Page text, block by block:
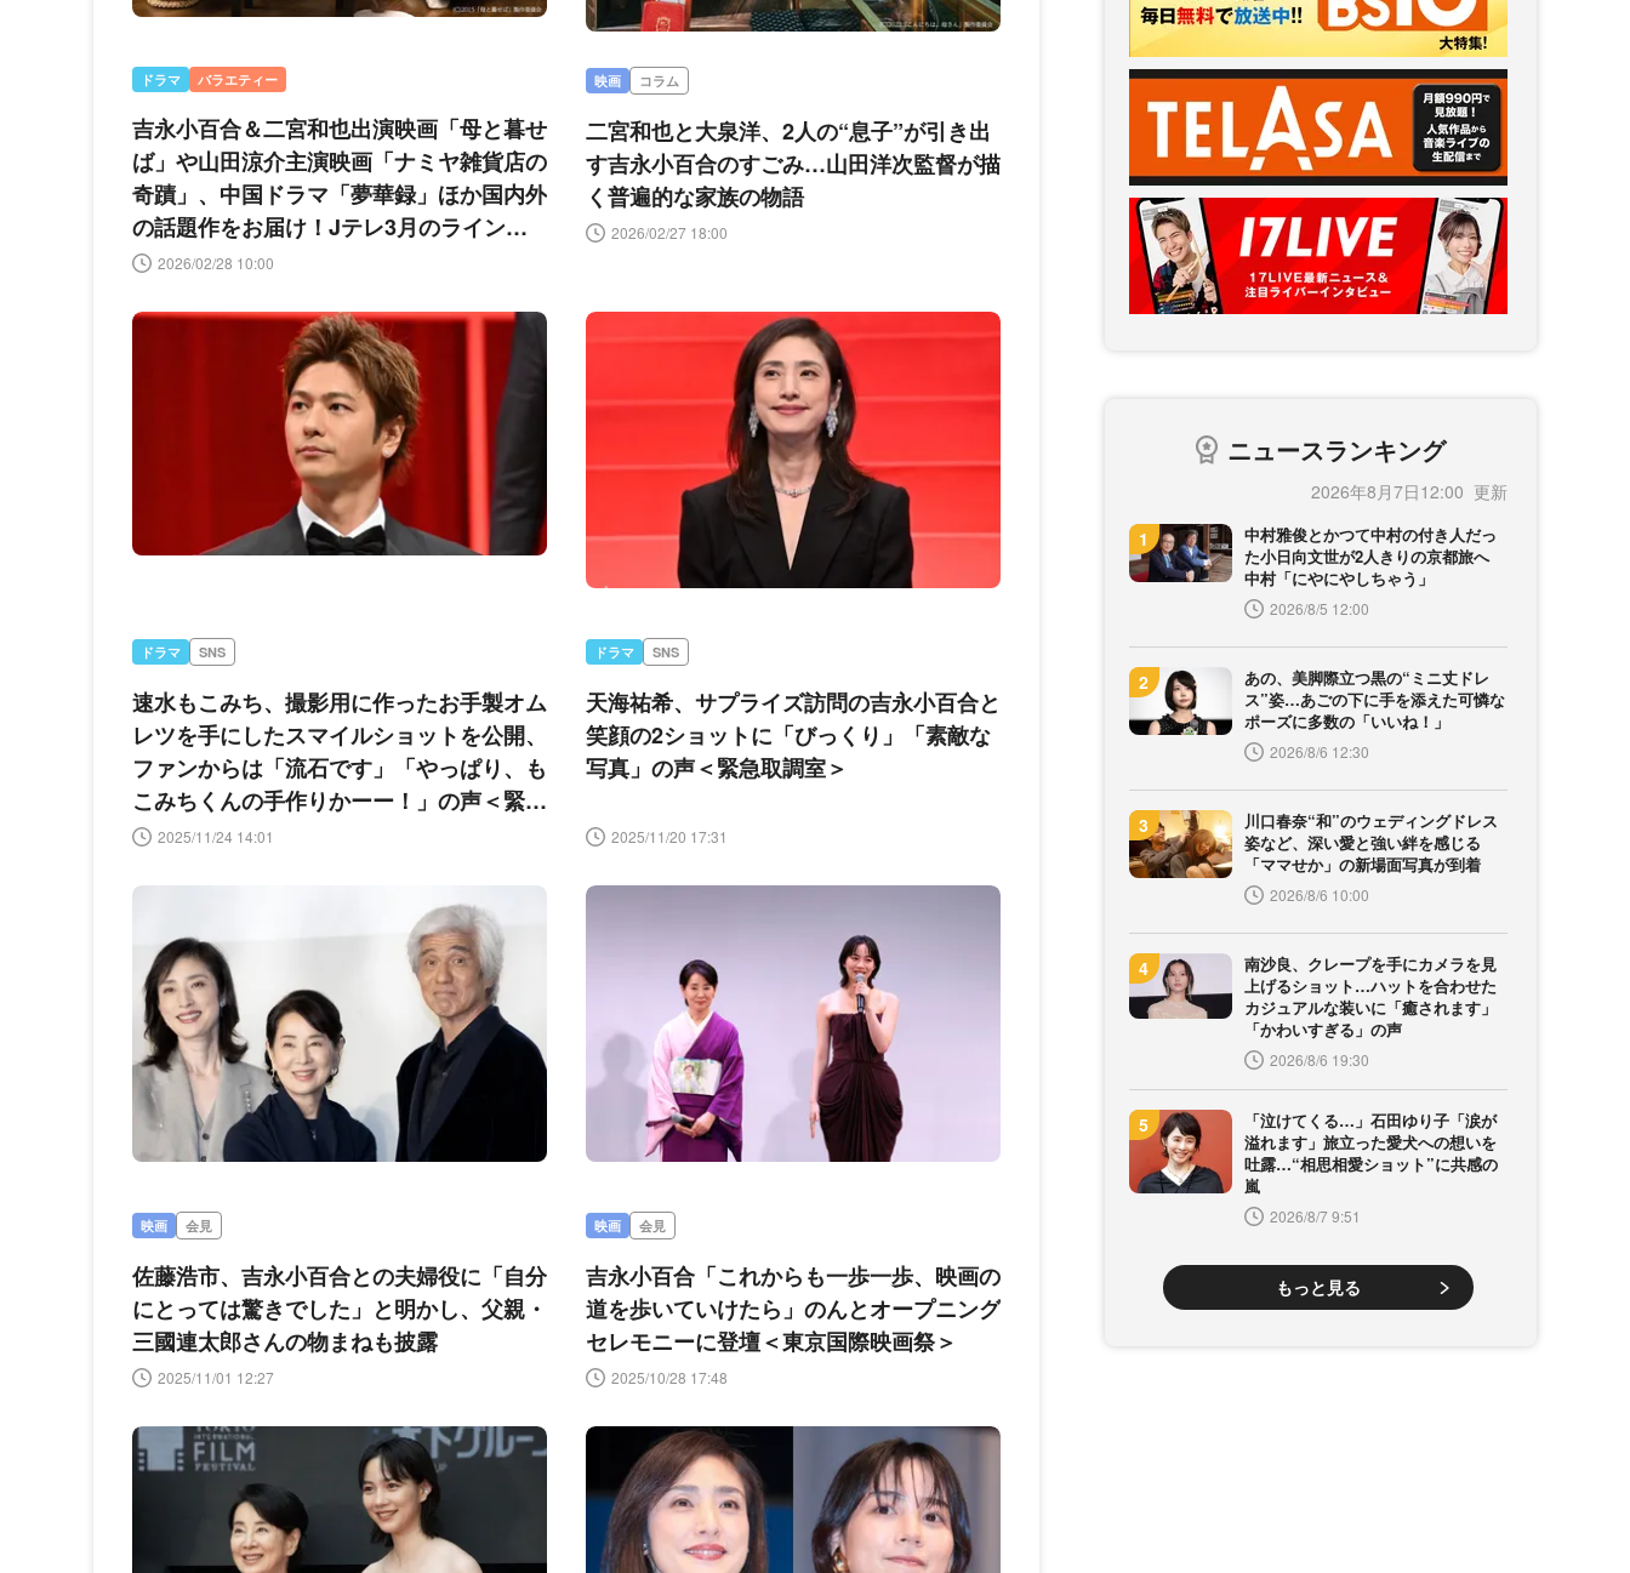
ドラマ バラエティー
吉永小百合＆二宮和也出演映画「母と暮せ
ば」や山田涼介主演映画「ナミヤ雑貨店の
奇蹟」、中国ドラマ「夢華録」ほか国内外
の話題作をお届け！Jテレ3月のラインア
ップ2026/02/28 10:00
映画 コラム
二宮和也と大泉洋、2人の“息子”が引き出
す吉永小百合のすごみ…山田洋次監督が描
く普遍的な家族の物語
2026/02/27 18:00
ドラマ SNS
速水もこみち、撮影用に作ったお手製オム
レツを手にしたスマイルショットを公開、
ファンからは「流石です」「やっぱり、も
こみちくんの手作りかーー！」の声＜緊急
取調室＞
2025/11/24 14:01
ドラマ SNS
天海祐希、サプライズ訪問の吉永小百合と
笑顔の2ショットに「びっくり」「素敵な
写真」の声＜緊急取調室＞
2025/11/20 17:31
映画 会見
佐藤浩市、吉永小百合との夫婦役に「自分
にとっては驚きでした」と明かし、父親・
三國連太郎さんの物まねも披露
2025/11/01 12:27
映画 会見
吉永小百合「これからも一歩一歩、映画の
道を歩いていけたら」のんとオープニング
セレモニーに登壇＜東京国際映画祭＞
2025/10/28 17:48
ニュースランキング
2026年8月7日12:00
中村雅俊とかつて中村の付き人だっ
た小日向文世が2人きりの京都旅へ
中村「にやにやしちゃう」
2026/8/5 12:00
あの、美脚際立つ黒の“ミニ丈ドレ
ス”姿…あごの下に手を添えた可憐な
ポーズに多数の「いいね！」
2026/8/6 12:30
川口春奈“和”のウェディングドレス
姿など、深い愛と強い絆を感じる
「ママせか」の新場面写真が到着
2026/8/6 10:00
南沙良、クレープを手にカメラを見
上げるショット…ハットを合わせた
カジュアルな装いに「癒されます」
「かわいすぎる」の声
2026/8/6 19:30
「泣けてくる…」石田ゆり子「涙が
溢れます」旅立った愛犬への想いを
吐露…“相思相愛ショット”に共感の
嵐
2026/8/7 9:51
もっと見る